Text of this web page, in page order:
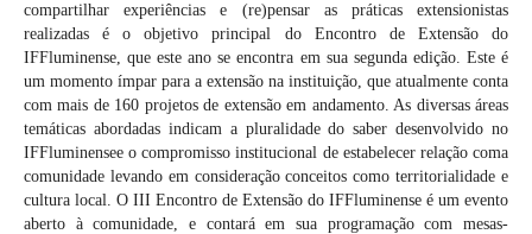
compartilhar experiências e (re)pensar as práticas extensionistas
realizadas é o objetivo principal do Encontro de Extensão do
IFFluminense, que este ano se encontra em sua segunda edição. Este é
um momento ímpar para a extensão na instituição, que atualmente conta
com mais de 160 projetos de extensão em andamento. As diversas áreas
temáticas abordadas indicam a pluralidade do saber desenvolvido no
IFFluminensee o compromisso institucional de estabelecer relação coma
comunidade levando em consideração conceitos como territorialidade e
cultura local. O III Encontro de Extensão do IFFluminense é um evento
aberto à comunidade, e contará em sua programação com mesas-